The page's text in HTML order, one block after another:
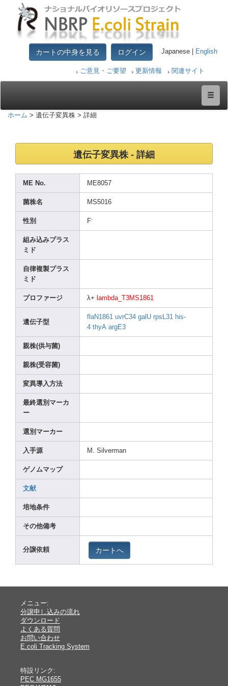
カートの中身を見る ログイン Japanese | English
ご意見・ご要望 更新情報 関連サイト
ホーム > 遺伝子変異株 > 詳細
遺伝子変異株 - 詳細
ME No. ME8057
菌株名 MS5016
性別 F-
組み込みプラス
ミド
自律複製プラス
ミド
プロファージ λ+ lambda_T3MS1861
遺伝子型
flaN1861 uvrC34 galU rpsL31 his-
4 thyA argE3
親株(供与菌)
親株(受容菌)
変異導入方法
最終選別マーカ
ー
選別マーカー
入手源 M. Silverman
ゲノムマップ
文献
培地条件
その他備考
分譲依頼 カートへ
メニュー:
分譲申し込みの流れ
ダウンロード
よくある質問
お問い合わせ
E.coli Tracking System
特設リンク:
PEC MG1655